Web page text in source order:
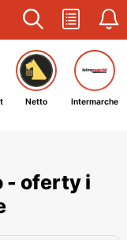
Netto Intermarche
- oferty i